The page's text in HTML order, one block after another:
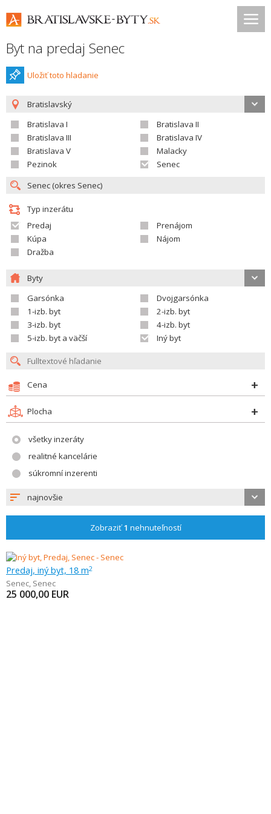
Byt na predaj Senec
Uložiť toto hladanie
Bratislavský
Bratislava I
Bratislava II
Bratislava III
Bratislava IV
Bratislava V
Malacky
Pezinok
Senec
Typ inzerátu
Predaj
Prenájom
Kúpa
Nájom
Dražba
Byty
Garsónka
Dvojgarsónka
1-izb. byt
2-izb. byt
3-izb. byt
4-izb. byt
5-izb. byt a väčší
Iný byt
Cena
Plocha
všetky inzeráty
realitné kancelárie
súkromní inzerenti
najnovšie
Zobraziť1 nehnuteľností
Predaj, iný byt, 18 m2
Senec, Senec
25 000,00 EUR